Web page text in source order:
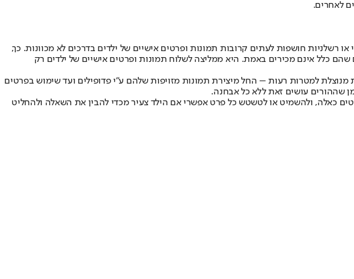
לאחרים.
חושפות לעתים קרובות תמונות ופרטים אישיים של ילדים בדרכים לא מכוונות. כך,
כלל אינם מכירים באמת. היא ממליצה לשלוח תמונות ופרטים אישיים של ילדים רק
למטרות רעות – החל מיצירת תמונות מזויפות שלהם ע"י פדופילים ועד שימוש בפרטים
שההורים עושים זאת ללא כל אבחנה.
כאלה, ולהשמיט או לטשטש כל פרט אפשרי אם הילד צעיר מכדי להבין את השאלה ולהחליט